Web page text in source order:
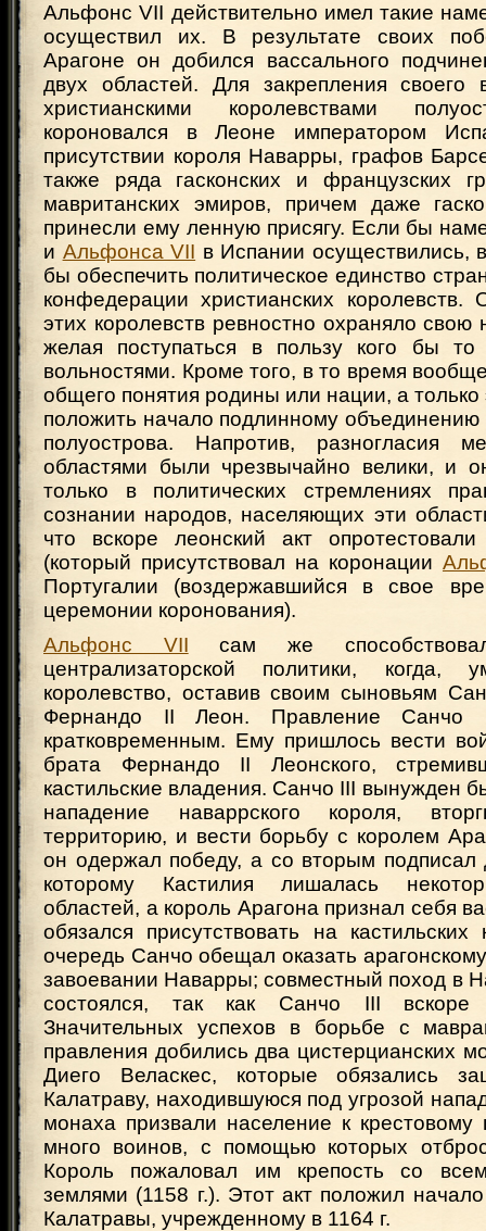
Альфонс VII действительно имел такие
осуществил их. В результате своих
Арагоне он добился вассального
двух областей. Для закрепления своего
христианскими королевствами
короновался в Леоне императором
присутствии короля Наварры, графов
также ряда гасконских и французских
мавританских эмиров, причем даже
принесли ему ленную присягу. Если бы
и Альфонса VII в Испании осуществились,
бы обеспечить политическое единство
конфедерации христианских королевств.
этих королевств ревностно охраняло свою
желая поступаться в пользу кого бы
вольностями. Кроме того, в то время
общего понятия родины или нации, а
положить начало подлинному объединению
полуострова. Напротив, разногласия
областями были чрезвычайно велики, и
только в политических стремлениях
сознании народов, населяющих эти
что вскоре леонский акт
(который присутствовал на коронации
Португалии (воздержавшийся в свое
церемонии коронования).
Альфонс VII сам же
централизаторской политики, когда,
королевство, оставив своим сыновьям
Фернандо II Леон. Правление Санчо
кратковременным. Ему пришлось вести
брата Фернандо II Леонского,
кастильские владения. Санчо III вынужден
нападение наваррского короля,
территорию, и вести борьбу с королем
он одержал победу, а со вторым подписал
которому Кастилия лишалась
областей, а король Арагона признал себя
обязался присутствовать на
очередь Санчо обещал оказать
завоевании Наварры; совместный поход в
состоялся, так как Санчо III
Значительных успехов в борьбе с
правления добились два цистерцианских
Диего Веласкес, которые обязались
Калатраву, находившуюся под угрозой
монаха призвали население к
много воинов, с помощью которых
Король пожаловал им крепость со
землями (1158 г.). Этот акт положил
Калатравы, учрежденному в 1164 г.